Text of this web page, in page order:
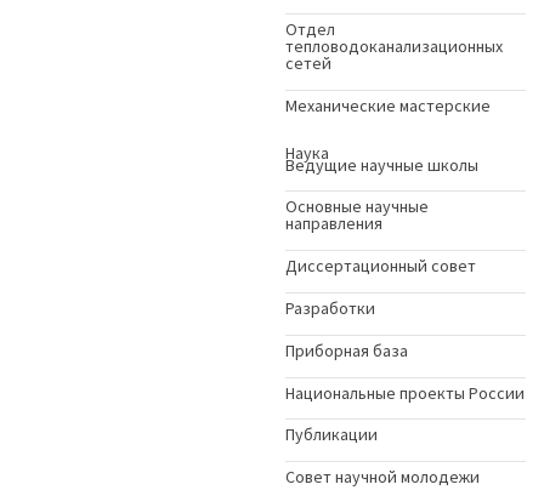
Отдел
тепловодоканализационных
сетей
Механические мастерские
Наука
Ведущие научные школы
Основные научные
направления
Диссертационный совет
Разработки
Приборная база
Национальные проекты России
Публикации
Совет научной молодежи